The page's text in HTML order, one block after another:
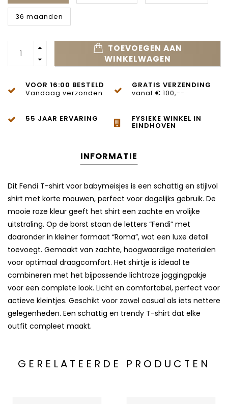
36 maanden
TOEVOEGEN AAN
WINKELWAGEN
VOOR 16:00 BESTELD
Vandaag verzonden
GRATIS VERZENDING
vanaf € 100,--
55 JAAR ERVARING FYSIEKE WINKEL IN
EINDHOVEN
INFORMATIE
Dit Fendi T-shirt voor babymeisjes is een schattig en stijlvol
shirt met korte mouwen, perfect voor dagelijks gebruik. De
mooie roze kleur geeft het shirt een zachte en vrolijke
uitstraling. Op de borst staan de letters “Fendi” met
daaronder in kleiner formaat “Roma”, wat een luxe detail
toevoegt. Gemaakt van zachte, hoogwaardige materialen
voor optimaal draagcomfort. Het shirtje is ideaal te
combineren met het bijpassende lichtroze joggingpakje
voor een complete look. Licht en comfortabel, perfect voor
actieve kleintjes. Geschikt voor zowel casual als iets nettere
gelegenheden. Een schattig en trendy T-shirt dat elke
outfit compleet maakt.
GERELATEERDE PRODUCTEN